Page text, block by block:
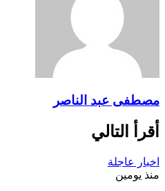
مصطفى عبد الناصر
أقرأ التالي
اخبار عاجلة
منذ يومين